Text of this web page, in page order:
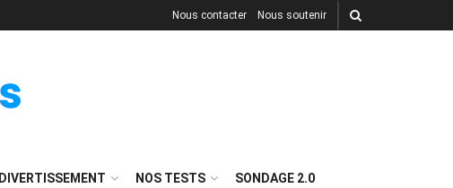
Nous contacter Nous soutenir
DIVERTISSEMENT NOS TESTS SONDAGE 2.0